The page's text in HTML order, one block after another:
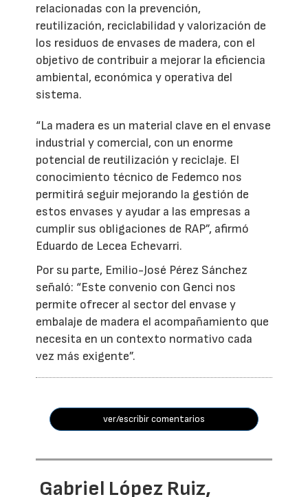
relacionadas con la prevención,
reutilización, reciclabilidad y valorización de
los residuos de envases de madera, con el
objetivo de contribuir a mejorar la eficiencia
ambiental, económica y operativa del
sistema.
“La madera es un material clave en el envase
industrial y comercial, con un enorme
potencial de reutilización y reciclaje. El
conocimiento técnico de Fedemco nos
permitirá seguir mejorando la gestión de
estos envases y ayudar a las empresas a
cumplir sus obligaciones de RAP”, afirmó
Eduardo de Lecea Echevarri.
Por su parte, Emilio-José Pérez Sánchez
señaló: “Este convenio con Genci nos
permite ofrecer al sector del envase y
embalaje de madera el acompañamiento que
necesita en un contexto normativo cada
vez más exigente”.
ver/escribir comentarios
Gabriel López Ruiz,